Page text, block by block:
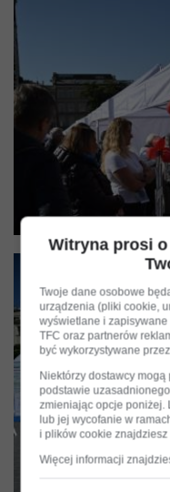
Witryna prosi
Twoje dane osobowe
urządzenia (pliki cookie,
wyświetlane i
TFC oraz partnerów
być wykorzystywane
Niektórzy dostawcy
podstawie
zmieniając opcje poniżej.
lub jej wycofanie w
i plików cookie znajdziesz
Więcej informacji